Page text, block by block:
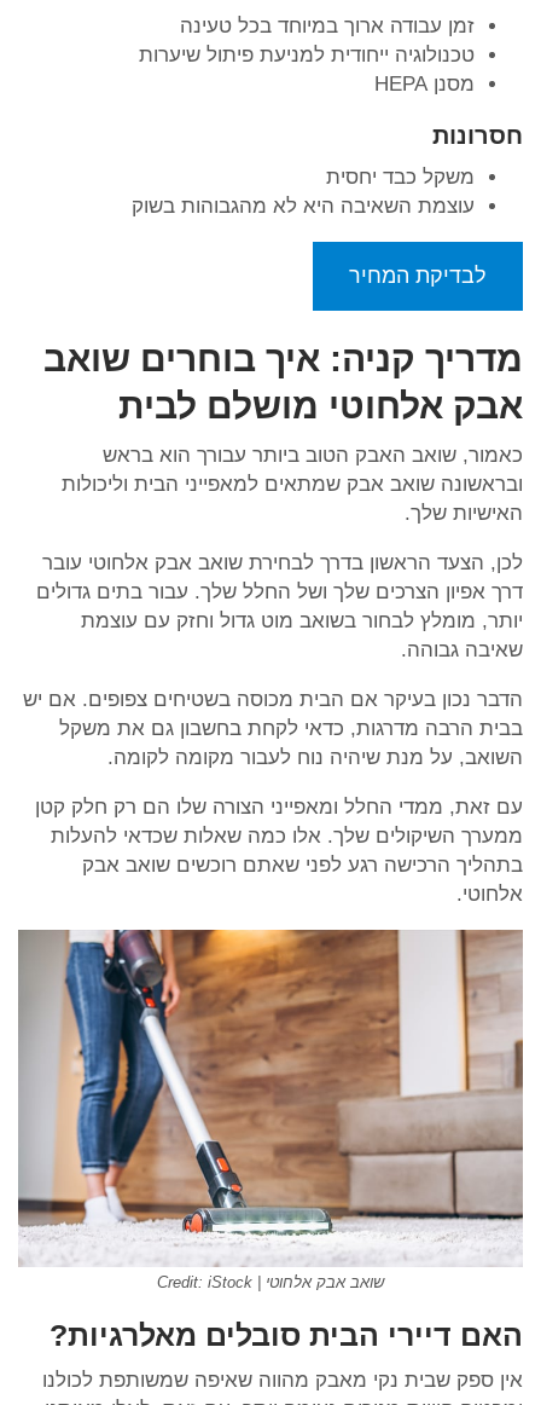
זמן עבודה ארוך במיוחד בכל טעינה
טכנולוגיה ייחודית למניעת פיתול שיערות
מסנן HEPA
חסרונות
משקל כבד יחסית
עוצמת השאיבה היא לא מהגבוהות בשוק
לבדיקת המחיר
מדריך קניה: איך בוחרים שואב
אבק אלחוטי מושלם לבית
כאמור, שואב האבק הטוב ביותר עבורך הוא בראש
ובראשונה שואב אבק שמתאים למאפייני הבית וליכולות
האישיות שלך.
לכן, הצעד הראשון בדרך לבחירת שואב אבק אלחוטי עובר
דרך אפיון הצרכים שלך ושל החלל שלך. עבור בתים גדולים
יותר, מומלץ לבחור בשואב מוט גדול וחזק עם עוצמת
שאיבה גבוהה.
הדבר נכון בעיקר אם הבית מכוסה בשטיחים צפופים. אם יש
בבית הרבה מדרגות, כדאי לקחת בחשבון גם את משקל
השואב, על מנת שיהיה נוח לעבור מקומה לקומה.
עם זאת, ממדי החלל ומאפייני הצורה שלו הם רק חלק קטן
ממערך השיקולים שלך. אלו כמה שאלות שכדאי להעלות
בתהליך הרכישה רגע לפני שאתם רוכשים שואב אבק
אלחוטי.
שואב אבק אלחוטי | Credit: iStock
האם דיירי הבית סובלים מאלרגיות?
אין ספק שבית נקי מאבק מהווה שאיפה שמשותפת לכולנו